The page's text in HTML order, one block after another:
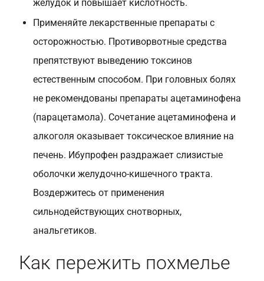
желудок и повышает кислотность.
Применяйте лекарственные препараты с
осторожностью. Противорвотные средства
препятствуют выведению токсинов
естественным способом. При головных болях
не рекомендованы препараты ацетаминофена
(парацетамола). Сочетание ацетаминофена и
алкоголя оказывает токсическое влияние на
печень. Ибупрофен раздражает слизистые
оболочки желудочно-кишечного тракта.
Воздержитесь от применения
сильнодействующих снотворных,
анальгетиков.
Как пережить похмелье